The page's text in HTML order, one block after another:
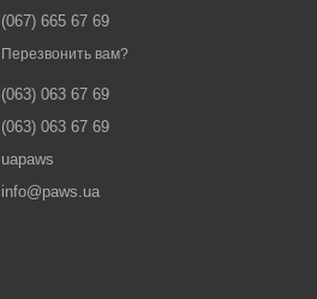
(067) 665 67 69
Перезвонить вам?
(063) 063 67 69
(063) 063 67 69
uapaws
info@paws.ua